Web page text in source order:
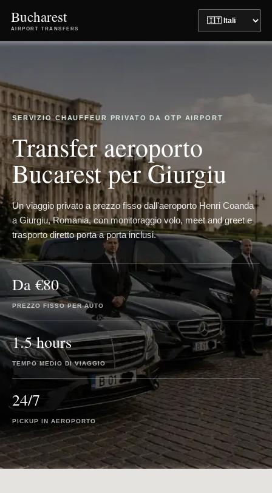
Bucharest
AIRPORT TRANSFERS
SERVIZIO CHAUFFEUR PRIVATO DA OTP AIRPORT
Transfer aeroporto
Bucarest per Giurgiu
Un viaggio privato a prezzo fisso dall'aeroporto Henri Coanda
a Giurgiu, Romania, con monitoraggio volo, meet and greet e
trasporto diretto porta a porta inclusi.
Da €80
PREZZO FISSO PER AUTO
1.5 hours
TEMPO MEDIO DI VIAGGIO
24/7
PICKUP IN AEROPORTO